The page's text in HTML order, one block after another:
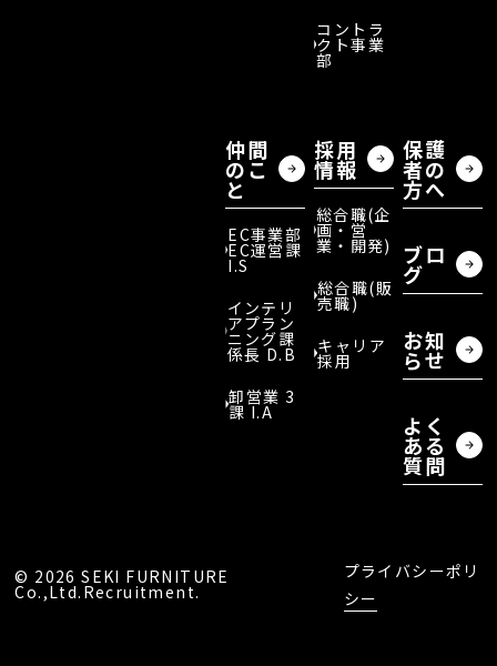
コントラ
クト事業
部
仲間
のこ
と
EC事業部
EC運営課
I.S
インテリ
アプラン
ニング課
係長 D.B
卸営業 3
課 I.A
採用
情報
総合職(企
画・営
業・開発)
総合職(販
売職)
キャリア
採用
保護
者の
方へ
ブロ
グ
お知
らせ
よく
ある
質問
©︎ 2026 SEKI FURNITURE
Co.,Ltd.Recruitment.
プライバシーポリ
シー